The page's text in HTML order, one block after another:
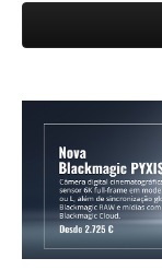
Promoções
Notícias
Sobre nós